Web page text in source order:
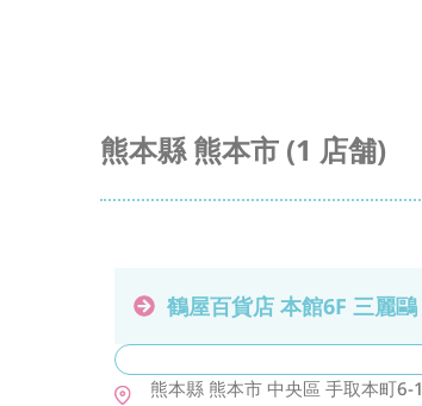
熊本縣 熊本市 (1 店舗)
鶴屋百貨店 本館6F 三麗鷗
熊本縣 熊本市 中央區 手取本町6-1